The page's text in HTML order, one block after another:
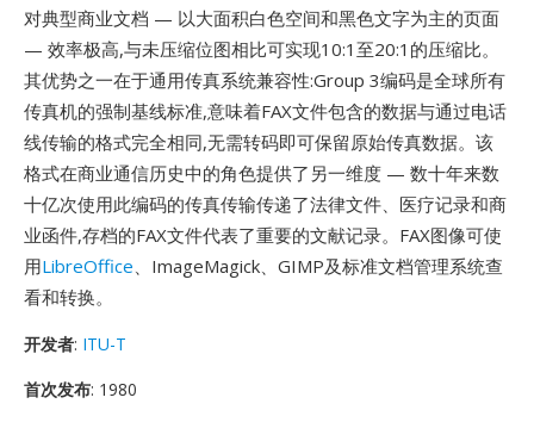
对典型商业文档 — 以大面积白色空间和黑色文字为主的页面
— 效率极高,与未压缩位图相比可实现10:1至20:1的压缩比。
其优势之一在于通用传真系统兼容性:Group 3编码是全球所有
传真机的强制基线标准,意味着FAX文件包含的数据与通过电话
线传输的格式完全相同,无需转码即可保留原始传真数据。该
格式在商业通信历史中的角色提供了另一维度 — 数十年来数
十亿次使用此编码的传真传输传递了法律文件、医疗记录和商
业函件,存档的FAX文件代表了重要的文献记录。FAX图像可使
用LibreOffice、ImageMagick、GIMP及标准文档管理系统查
看和转换。
开发者: ITU-T
首次发布: 1980